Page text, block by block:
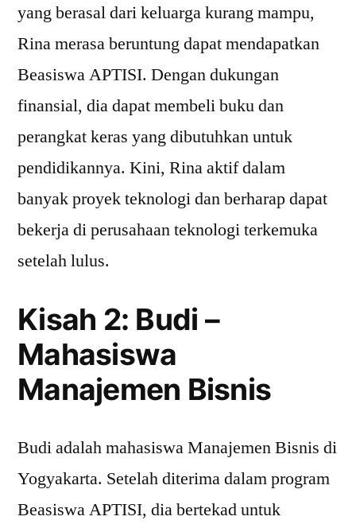
yang berasal dari keluarga kurang mampu,
Rina merasa beruntung dapat mendapatkan
Beasiswa APTISI. Dengan dukungan
finansial, dia dapat membeli buku dan
perangkat keras yang dibutuhkan untuk
pendidikannya. Kini, Rina aktif dalam
banyak proyek teknologi dan berharap dapat
bekerja di perusahaan teknologi terkemuka
setelah lulus.
Kisah 2: Budi –
Mahasiswa
Manajemen Bisnis
Budi adalah mahasiswa Manajemen Bisnis di
Yogyakarta. Setelah diterima dalam program
Beasiswa APTISI, dia bertekad untuk